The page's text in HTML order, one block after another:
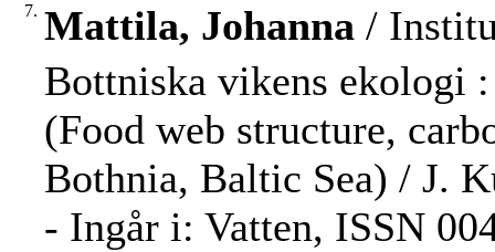
7. Mattila, Johanna /
Bottniska vikens ekologi
(Food web structure,
Bothnia, Baltic Sea) / J.
- Ingår i: Vatten, ISSN